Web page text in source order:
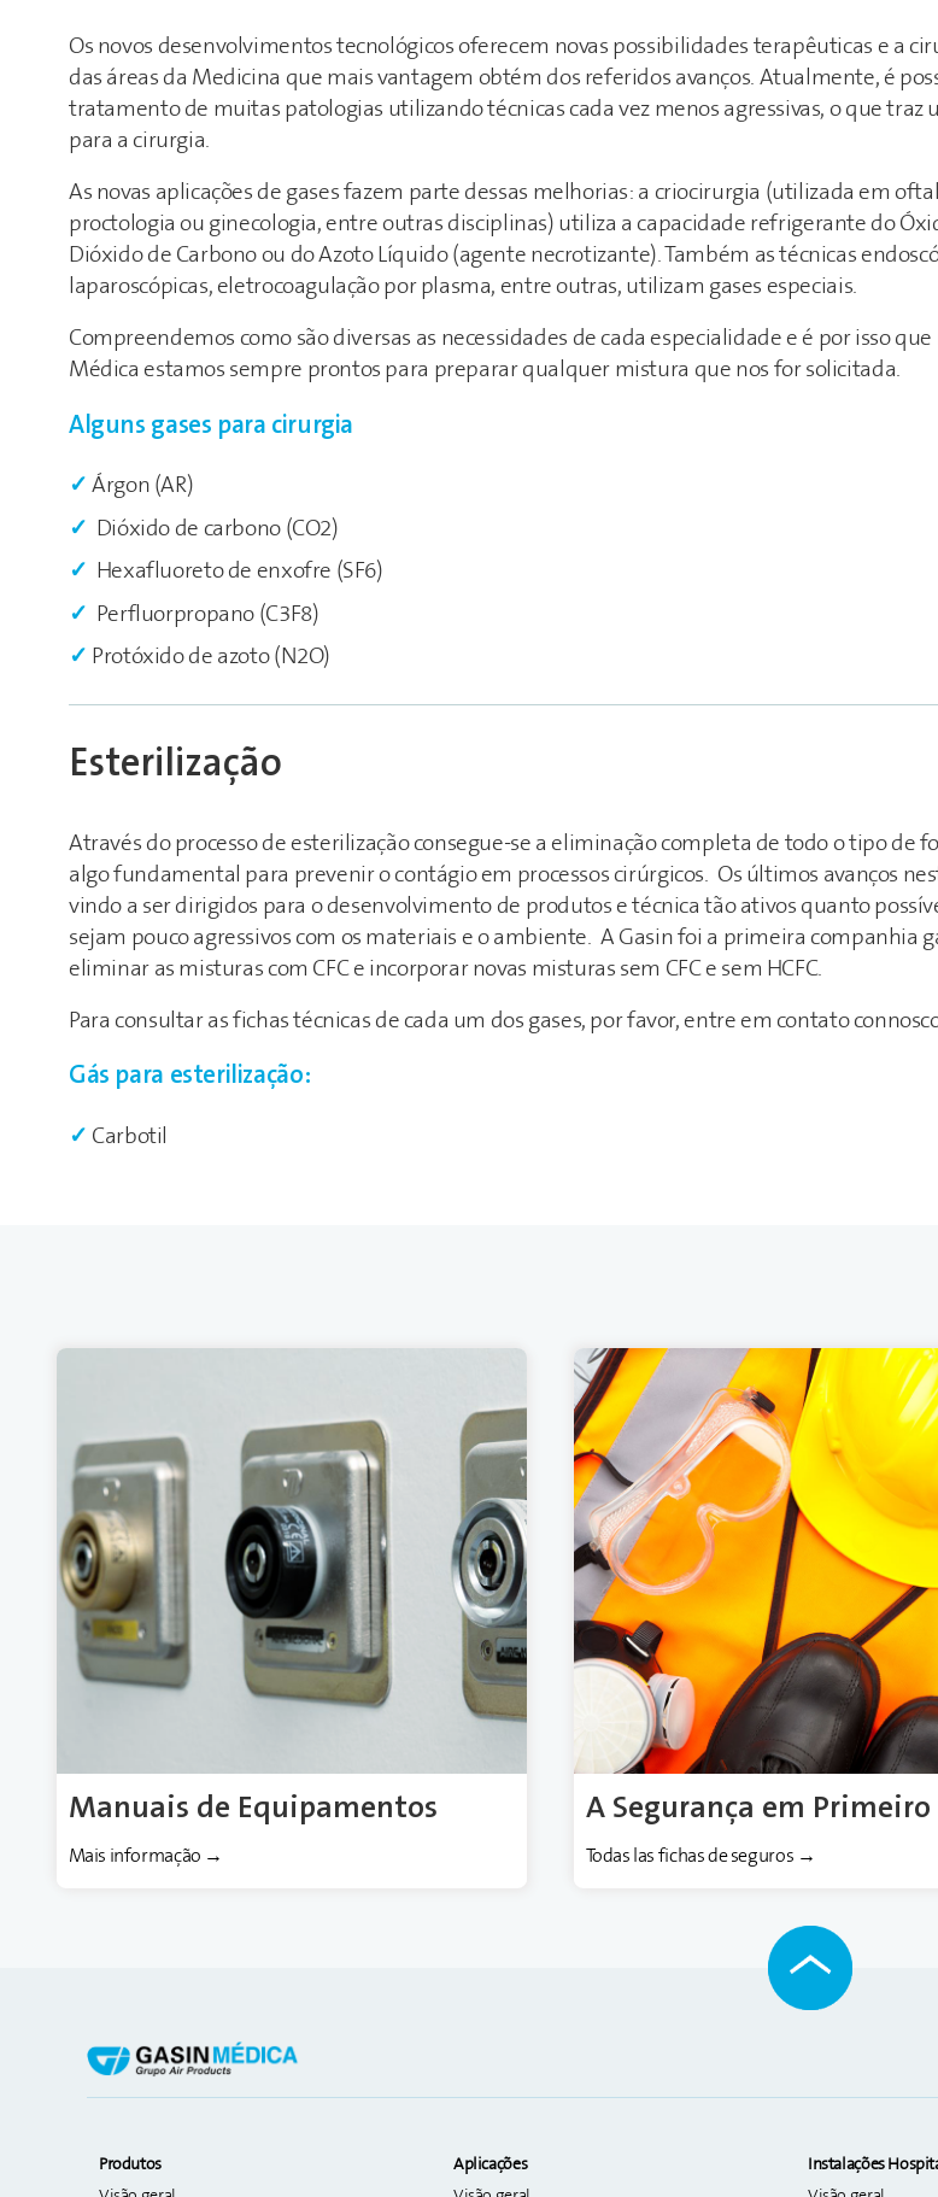
Os novos desenvolvimentos tecnológicos oferecem novas possibilidades terapêuticas e a
das áreas da Medicina que mais vantagem obtém dos referidos avanços. Atualmente, é
tratamento de muitas patologias utilizando técnicas cada vez menos agressivas, o que traz
para a cirurgia.
As novas aplicações de gases fazem parte dessas melhorias: a criocirurgia (utilizada em
proctologia ou ginecologia, entre outras disciplinas) utiliza a capacidade refrigerante do
Dióxido de Carbono ou do Azoto Líquido (agente necrotizante). Também as técnicas
laparoscópicas, eletrocoagulação por plasma, entre outras, utilizam gases especiais.
Compreendemos como são diversas as necessidades de cada especialidade e é por isso que
Médica estamos sempre prontos para preparar qualquer mistura que nos for solicitada.
Alguns gases para cirurgia
Árgon (AR)
Dióxido de carbono (CO2)
Hexafluoreto de enxofre (SF6)
Perfluorpropano (C3F8)
Protóxido de azoto (N2O)
Esterilização
Através do processo de esterilização consegue-se a eliminação completa de todo o tipo de
algo fundamental para prevenir o contágio em processos cirúrgicos. Os últimos avanços
vindo a ser dirigidos para o desenvolvimento de produtos e técnica tão ativos quanto
sejam pouco agressivos com os materiais e o ambiente. A Gasin foi a primeira companhia
eliminar as misturas com CFC e incorporar novas misturas sem CFC e sem HCFC.
Para consultar as fichas técnicas de cada um dos gases, por favor, entre em contato
Gás para esterilização:
Carbotil
Manuais de Equipamentos
Mais informação →
A Segurança em
Todas las fichas de seguros →
Produtos
Aplicações
Instalações